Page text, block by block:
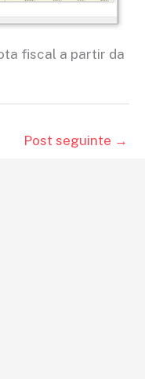
fiscal a partir da
Post seguinte →